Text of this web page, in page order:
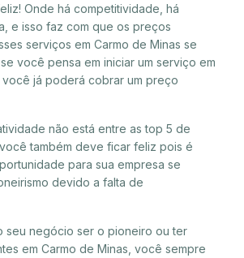
Onde há competitividade, há
e isso faz com que os preços
serviços em Carmo de Minas se
você pensa em iniciar um serviço em
você já poderá cobrar um preço
não está entre as top 5 de
também deve ficar feliz pois é
para sua empresa se
devido a falta de
seu negócio ser o pioneiro ou ter
em Carmo de Minas, você sempre